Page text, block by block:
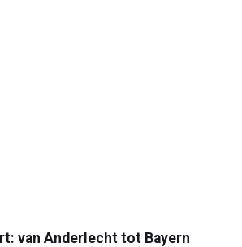
van Anderlecht tot Bayern